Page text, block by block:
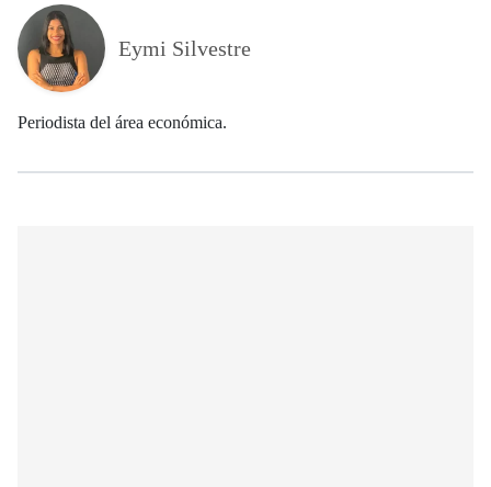
Eymi Silvestre
Periodista del área económica.